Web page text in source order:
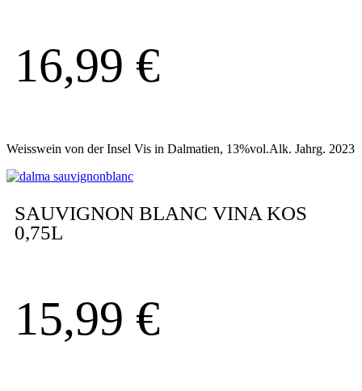
16,99 €
Weisswein von der Insel Vis in Dalmatien, 13%vol.Alk. Jahrg. 2023
SAUVIGNON BLANC VINA KOS
0,75L
15,99 €